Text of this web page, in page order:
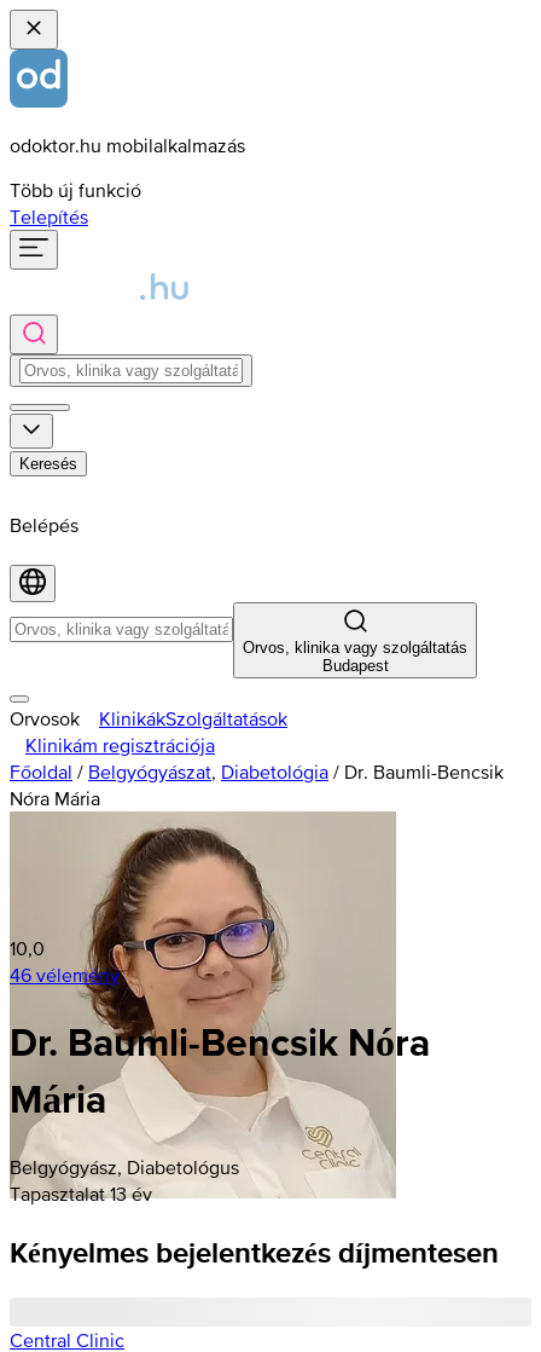
odoktor.hu mobilalkalmazás
Több új funkció
Telepítés
Keresés
Belépés
Orvos, klinika vagy szolgáltatás
Budapest
Orvosok KlinikákSzolgáltatások
Klinikám regisztrációja
Főoldal / Belgyógyászat, Diabetológia / Dr. Baumli-Bencsik
Nóra Mária
10,0
46 vélemény
Dr. Baumli-Bencsik Nóra
Mária
Belgyógyász, Diabetológus
Tapasztalat 13 év
Kényelmes bejelentkezés díjmentesen
Central Clinic